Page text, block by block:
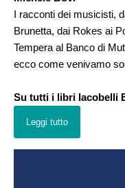
I racconti dei musicisti,
Brunetta, dai Rokes ai
Tempera al Banco di
ecco come venivamo
Su tutti i libri Iacobelli
Leggi tutto